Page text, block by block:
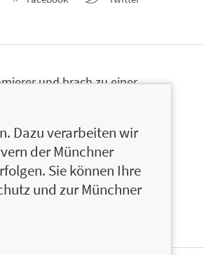
und brach zu einer
»Kaltmiete oder
ist es schöner als im
Dazu verarbeiten wir
der Münchner
Sie können Ihre
und zur Münchner